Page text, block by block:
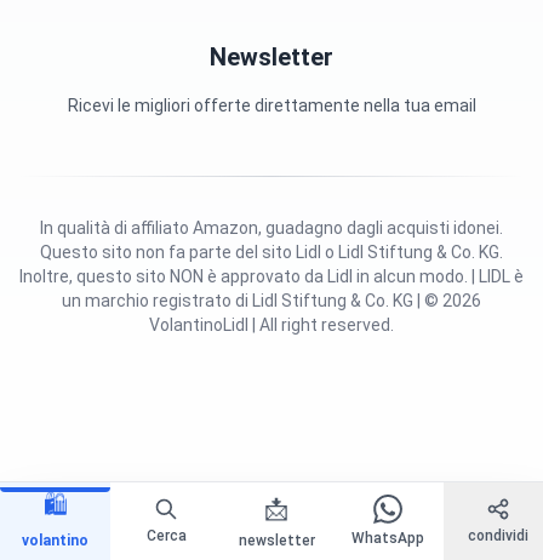
🛍️
volantino Cerca
📩
newsletter WhatsApp condividi
Newsletter
Ricevi le migliori offerte direttamente nella tua email
Questo sito non fa parte del sito Lidl o Lidl Stiftung & Co. KG.
Inoltre, questo sito NON è approvato da Lidl in alcun modo. | LIDL è
un marchio registrato di Lidl Stiftung & Co. KG | © 2026
VolantinoLidl | All right reserved.
In qualità di affiliato Amazon, guadagno dagli acquisti idonei.